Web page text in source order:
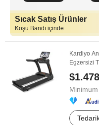
Sıcak Satış Ürünler
Koşu Bandı içinde
Kardiyo
Egzersizi